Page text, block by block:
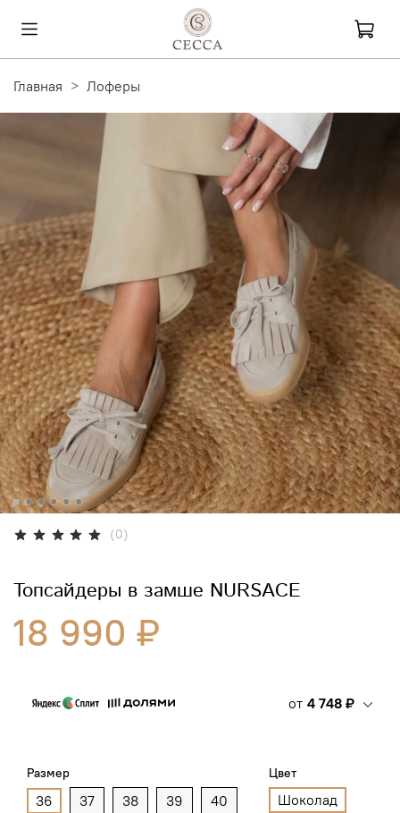
Главная Лоферы
(0)
Топсайдеры в замше NURSACE
18 990 ₽
от 4 748 ₽
Размер
36 37 38 39 40
Цвет
Шоколад